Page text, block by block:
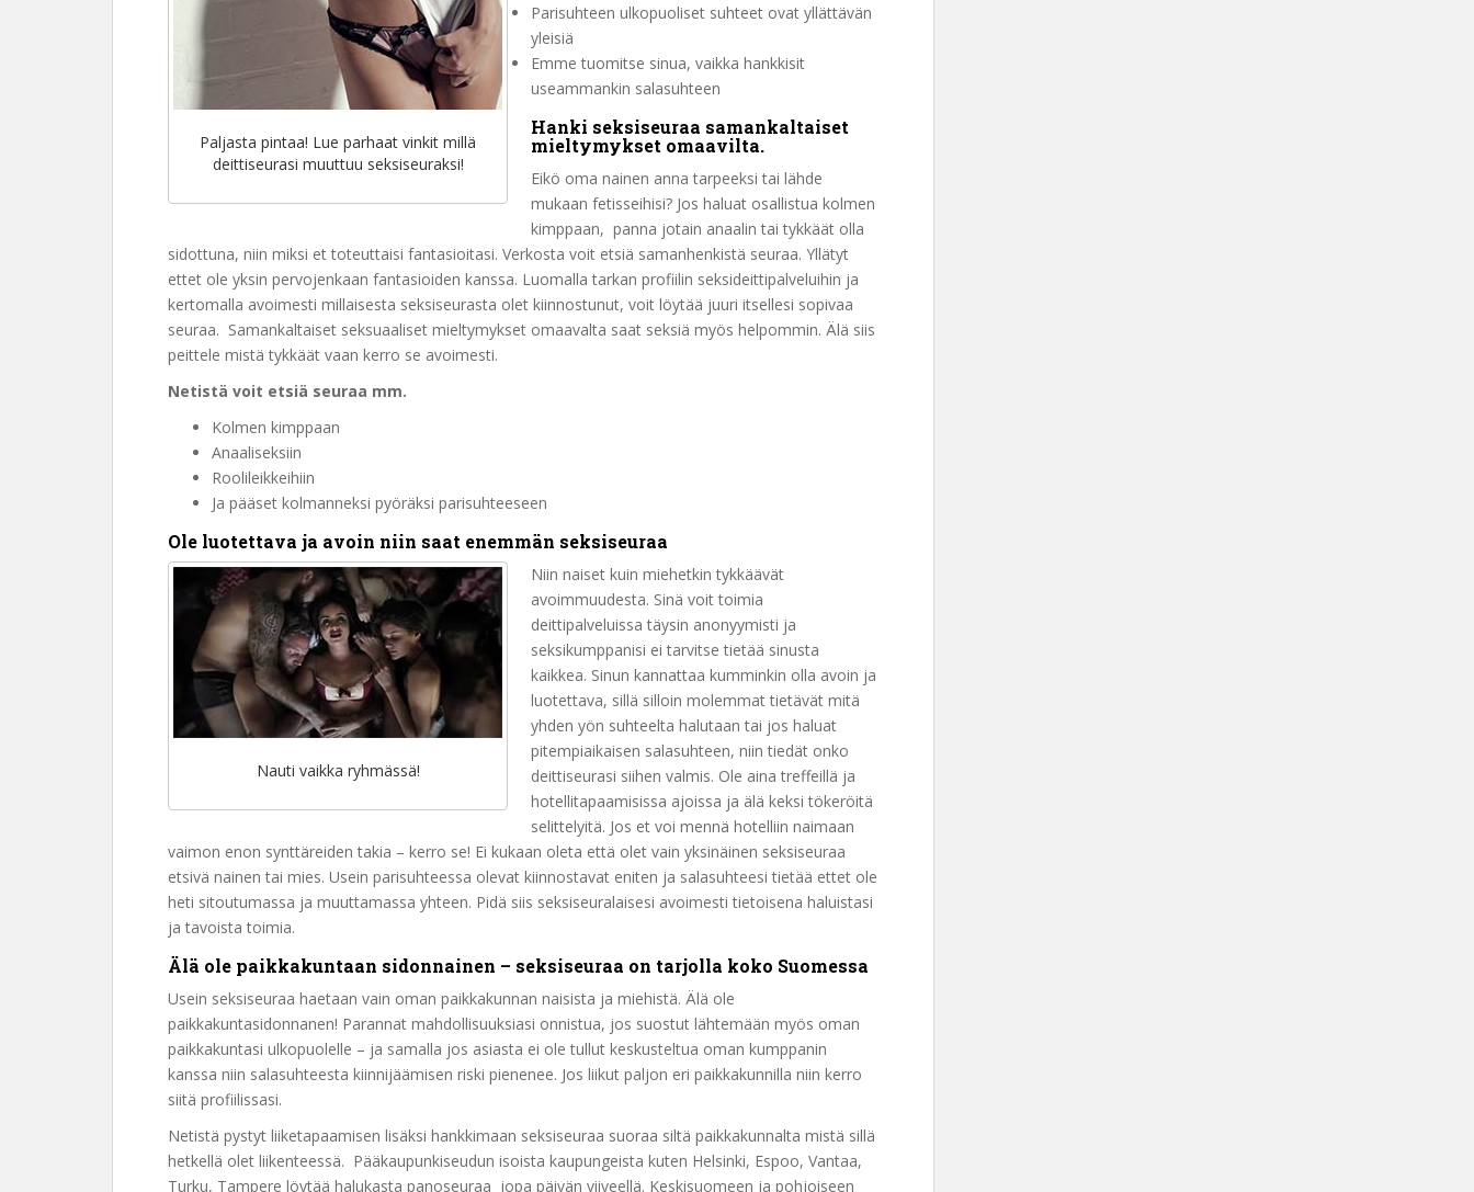
Paljasta pintaa! Lue parhaat vinkit millä
deittiseurasi muuttuu seksiseuraksi!
Parisuhteen ulkopuoliset suhteet ovat yllättävän
yleisiä
Emme tuomitse sinua, vaikka hankkisit
useammankin salasuhteen
Hanki seksiseuraa samankaltaiset
mieltymykset omaavilta.
Eikö oma nainen anna tarpeeksi tai lähde
mukaan fetisseihisi? Jos haluat osallistua kolmen
kimppaan, panna jotain anaalin tai tykkäät olla
sidottuna, niin miksi et toteuttaisi fantasioitasi. Verkosta voit etsiä samanhenkistä seuraa. Yllätyt
ettet ole yksin pervojenkaan fantasioiden kanssa. Luomalla tarkan profiilin seksideittipalveluihin ja
kertomalla avoimesti millaisesta seksiseurasta olet kiinnostunut, voit löytää juuri itsellesi sopivaa
seuraa. Samankaltaiset seksuaaliset mieltymykset omaavalta saat seksiä myös helpommin. Älä siis
peittele mistä tykkäät vaan kerro se avoimesti.
Netistä voit etsiä seuraa mm.
Kolmen kimppaan
Anaaliseksiin
Roolileikkeihiin
Ja pääset kolmanneksi pyöräksi parisuhteeseen
Ole luotettava ja avoin niin saat enemmän seksiseuraa
Nauti vaikka ryhmässä!
Niin naiset kuin miehetkin tykkäävät
avoimmuudesta. Sinä voit toimia
deittipalveluissa täysin anonyymisti ja
seksikumppanisi ei tarvitse tietää sinusta
kaikkea. Sinun kannattaa kumminkin olla avoin ja
luotettava, sillä silloin molemmat tietävät mitä
yhden yön suhteelta halutaan tai jos haluat
pitempiaikaisen salasuhteen, niin tiedät onko
deittiseurasi siihen valmis. Ole aina treffeillä ja
hotellitapaamisissa ajoissa ja älä keksi tökeröitä
selittelyitä. Jos et voi mennä hotelliin naimaan
vaimon enon synttäreiden takia – kerro se! Ei kukaan oleta että olet vain yksinäinen seksiseuraa
etsivä nainen tai mies. Usein parisuhteessa olevat kiinnostavat eniten ja salasuhteesi tietää ettet ole
heti sitoutumassa ja muuttamassa yhteen. Pidä siis seksiseuralaisesi avoimesti tietoisena haluistasi
ja tavoista toimia.
Älä ole paikkakuntaan sidonnainen – seksiseuraa on tarjolla koko Suomessa
Usein seksiseuraa haetaan vain oman paikkakunnan naisista ja miehistä. Älä ole
paikkakuntasidonnanen! Parannat mahdollisuuksiasi onnistua, jos suostut lähtemään myös oman
paikkakuntasi ulkopuolelle – ja samalla jos asiasta ei ole tullut keskusteltua oman kumppanin
kanssa niin salasuhteesta kiinnijäämisen riski pienenee. Jos liikut paljon eri paikkakunnilla niin kerro
siitä profiilissasi.
Netistä pystyt liiketapaamisen lisäksi hankkimaan seksiseuraa suoraa siltä paikkakunnalta mistä sillä
hetkellä olet liikenteessä. Pääkaupunkiseudun isoista kaupungeista kuten Helsinki, Espoo, Vantaa,
Turku, Tampere löytää halukasta panoseuraa jopa päivän viiveellä. Keskisuomeen ja pohjoiseen